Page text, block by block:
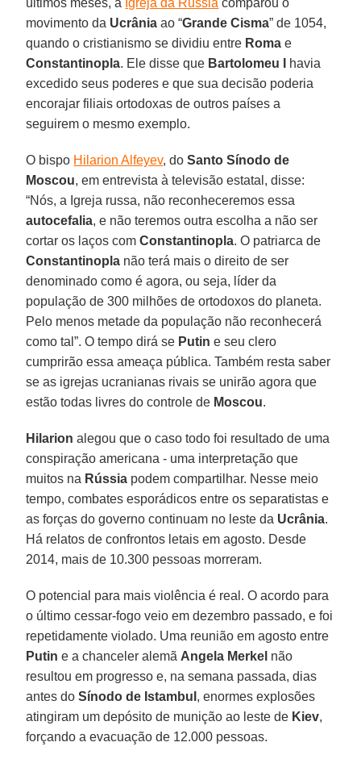
movimento da Ucrânia ao “Grande Cisma” de 1054,
quando o cristianismo se dividiu entre Roma e
Constantinopla. Ele disse que Bartolomeu I
havia
excedido seus poderes e que sua decisão poderia
encorajar filiais ortodoxas de outros países a
seguirem o mesmo exemplo.
O bispo Hilarion Alfeyev, doSanto Sínodo de
Moscou, em entrevista à televisão estatal, disse:
“Nós, a Igreja russa, não reconheceremos essa
autocefalia, e não teremos outra escolha a não ser
cortar os laços comConstantinopla. O patriarca de
Constantinopla não terá mais o direito de ser
denominado como é agora, ou seja, líder da
população de 300 milhões de ortodoxos do planeta.
Pelo menos metade da população não reconhecerá
como tal”. O tempo dirá se Putin e seu clero
cumprirão essa ameaça pública. Também resta saber
se as igrejas ucranianas rivais se unirão agora que
estão todas livres do controle de Moscou.
Hilarion alegou que o caso todo foi resultado de uma
conspiração americana - uma interpretação que
muitos na Rússia podem compartilhar. Nesse meio
tempo, combates esporádicos entre os separatistas e
as forças do governo continuam no leste da Ucrânia.
Há relatos de confrontos letais em agosto. Desde
2014, mais de 10.300 pessoas morreram.
O potencial para mais violência é real. O acordo para
o último cessar-fogo veio em dezembro passado, e foi
repetidamente violado. Uma reunião em agosto entre
Putin e a chanceler alemã Angela Merkel não
resultou em progresso e, na semana passada, dias
antes doSínodo de Istambul , enormes explosões
atingiram um depósito de munição ao leste de Kiev,
forçando a evacuação de 12.000 pessoas.